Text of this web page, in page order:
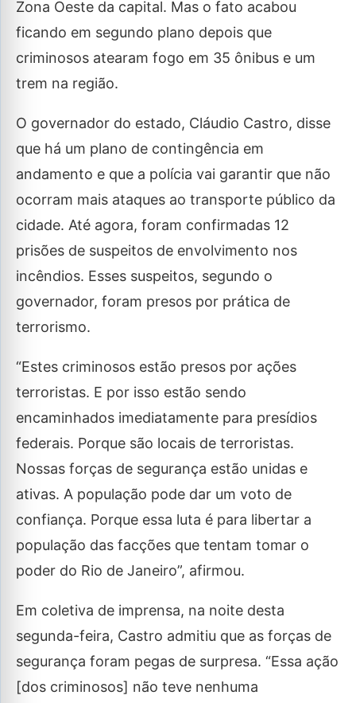
Zona Oeste da capital. Mas o fato acabou
ficando em segundo plano depois que
criminosos atearam fogo em 35 ônibus e um
trem na região.
O governador do estado, Cláudio Castro, disse
que há um plano de contingência em
andamento e que a polícia vai garantir que não
ocorram mais ataques ao transporte público da
cidade. Até agora, foram confirmadas 12
prisões de suspeitos de envolvimento nos
incêndios. Esses suspeitos, segundo o
governador, foram presos por prática de
terrorismo.
“Estes criminosos estão presos por ações
terroristas. E por isso estão sendo
encaminhados imediatamente para presídios
federais. Porque são locais de terroristas.
Nossas forças de segurança estão unidas e
ativas. A população pode dar um voto de
confiança. Porque essa luta é para libertar a
população das facções que tentam tomar o
poder do Rio de Janeiro”, afirmou.
Em coletiva de imprensa, na noite desta
segunda-feira, Castro admitiu que as forças de
segurança foram pegas de surpresa. “Essa ação
[dos criminosos] não teve nenhuma